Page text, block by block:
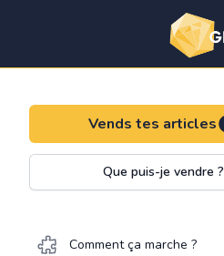
Vends tes articles
Que puis-je vendre ?
Comment ça marche ?